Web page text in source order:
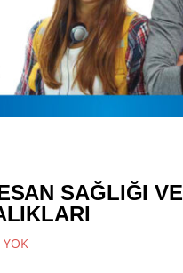
SAĞLIĞI VE
YOK